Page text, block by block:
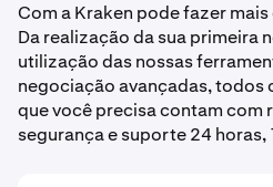
Com a Kraken pode fazer mais
Da realização da sua primeira
utilização das nossas
negociação avançadas, todos
que você precisa contam com
segurança e suporte 24 horas,